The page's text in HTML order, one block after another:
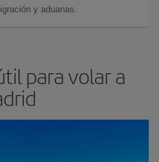
y aduanas.
para volar a